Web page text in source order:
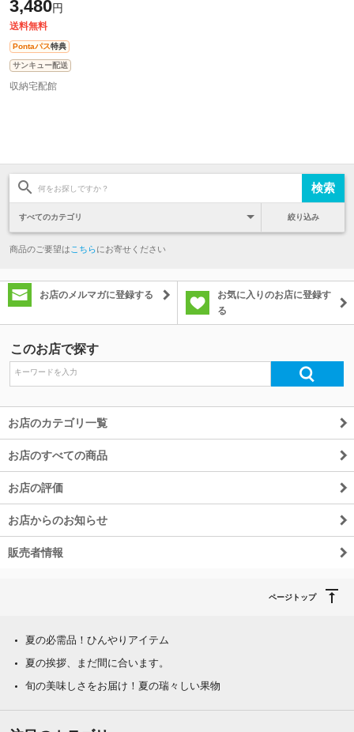
る掛布団カバー_リバーシブル/セミ
ダ
3,480円
送料無料
Pontaパス特典
サンキュー配送
収納宅配館
絞り込み
商品のご要望は こちらにお寄せください
お店のメルマガに登録する
お気に入りのお店に登録す
る
このお店で探す
お店のカテゴリ一覧
お店のすべての商品
お店の評価
お店からのお知らせ
販売者情報
ページトップ
夏の必需品！ひんやりアイテム
夏の挨拶、まだ間に合います。
旬の美味しさをお届け！夏の瑞々しい果物